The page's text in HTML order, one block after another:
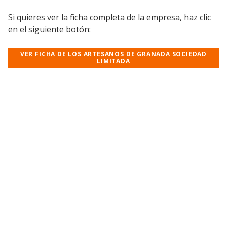
Si quieres ver la ficha completa de la empresa, haz clic
en el siguiente botón:
VER FICHA DE LOS ARTESANOS DE GRANADA SOCIEDAD
LIMITADA